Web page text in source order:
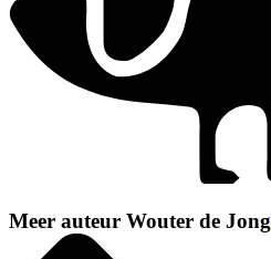
Meer auteur Wouter de Jong